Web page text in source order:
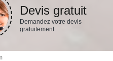
Devis gratuit
Demandez votre devis
gratuitement